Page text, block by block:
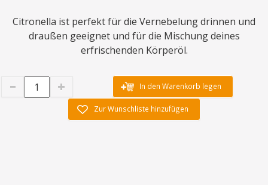
Citronella ist perfekt für die Vernebelung drinnen und
draußen geeignet und für die Mischung deines
erfrischenden Körperöl.
In den Warenkorb legen
Zur Wunschliste hinzufügen